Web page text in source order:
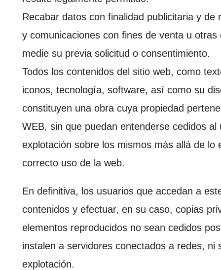
Recabar datos con finalidad publicitaria y de
y comunicaciones con fines de venta u
medie su previa solicitud o consentimiento.
Todos los contenidos del sitio web, como
iconos, tecnología, software, así como su
constituyen una obra cuya propiedad
WEB, sin que puedan entenderse cedidos
explotación sobre los mismos más allá de lo
correcto uso de la web.
En definitiva, los usuarios que accedan a
contenidos y efectuar, en su caso, copias
elementos reproducidos no sean cedidos
instalen a servidores conectados a redes, ni
explotación.